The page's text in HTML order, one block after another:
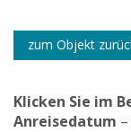
zum Objekt
Klicken Sie im
Anreisedatum